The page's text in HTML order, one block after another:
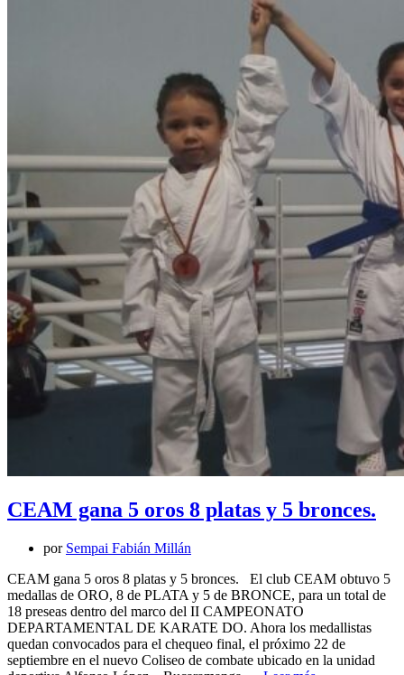
Campeón
2018
campeonato
nacional
SKIFC
Cartegena
2018
CEAM gana 5 oros 8 platas y 5 bronces.
por Sempai Fabián Millán
CEAM gana 5 oros 8 platas y 5 bronces. El club CEAM obtuvo 5
medallas de ORO, 8 de PLATA y 5 de BRONCE, para un total de
18 preseas dentro del marco del II CAMPEONATO
DEPARTAMENTAL DE KARATE DO. Ahora los medallistas
quedan convocados para el chequeo final, el próximo 22 de
septiembre en el nuevo Coliseo de combate ubicado en la unidad